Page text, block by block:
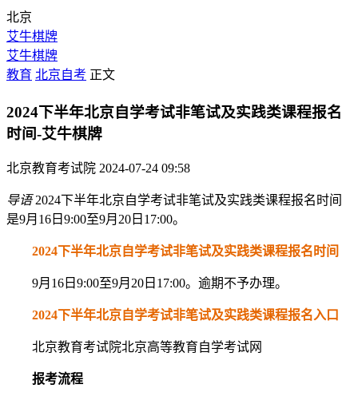
北京
艾牛棋牌
艾牛棋牌
教育 北京自考 正文
2024下半年北京自学考试非笔试及实践类课程报名
时间-艾牛棋牌
北京教育考试院 2024-07-24 09:58
导语2024下半年北京自学考试非笔试及实践类课程报名时间
是9月16日9:00至9月20日17:00。
2024下半年北京自学考试非笔试及实践类课程报名时间
9月16日9:00至9月20日17:00。逾期不予办理。
2024下半年北京自学考试非笔试及实践类课程报名入口
北京教育考试院北京高等教育自学考试网
报考流程